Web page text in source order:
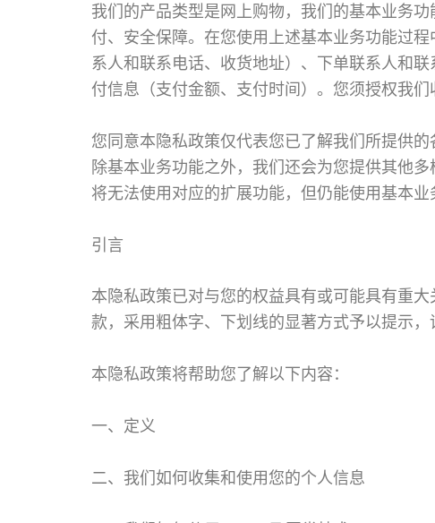
我们的产品类型是网上购物，我们的基本业务
付、安全保障。在您使用上述基本业务功能过
系人和联系电话、收货地址）、下单联系人和
付信息（支付金额、支付时间）。您须授权我
您同意本隐私政策仅代表您已了解我们所提供
除基本业务功能之外，我们还会为您提供其他
将无法使用对应的扩展功能，但仍能使用基本业
引言
本隐私政策已对与您的权益具有或可能具有重
款，采用粗体字、下划线的显著方式予以提示，
本隐私政策将帮助您了解以下内容：
一、定义
二、我们如何收集和使用您的个人信息